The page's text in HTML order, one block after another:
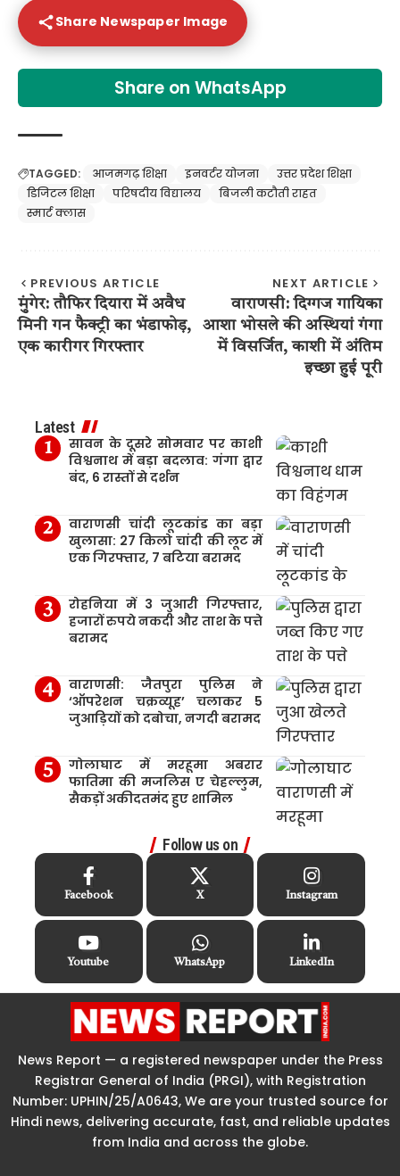
Share Newspaper Image
Share on WhatsApp
TAGGED: आजमगढ़ शिक्षा इनवर्टर योजना
उत्तर प्रदेश शिक्षा
डिजिटल शिक्षा
परिषदीय विद्यालय
बिजली कटौती राहत
स्मार्ट क्लास
PREVIOUS ARTICLE
मुंगेर: तौफिर दियारा में अवैध
मिनी गन फैक्ट्री का भंडाफोड़,
एक कारीगर गिरफ्तार
NEXT ARTICLE
वाराणसी: दिग्गज गायिका
आशा भोसले की अस्थियां गंगा
में विसर्जित, काशी में अंतिम
इच्छा हुई पूरी
Latest
सावन के दूसरे सोमवार पर काशी
विश्वनाथ में बड़ा बदलाव: गंगा द्वार
बंद, 6 रास्तों से दर्शन
वाराणसी चांदी लूटकांड का बड़ा
खुलासा: 27 किलो चांदी की लूट में
एक गिरफ्तार, 7 बटिया बरामद
रोहनिया में 3 जुआरी गिरफ्तार,
हजारों रुपये नकदी और ताश के पत्ते
बरामद
वाराणसी: जैतपुरा पुलिस ने
‘ऑपरेशन चक्रव्यूह’ चलाकर 5
जुआड़ियों को दबोचा, नगदी बरामद
गोलाघाट में मरहूमा अबरार
फातिमा की मजलिस ए चेहल्लुम,
सैकड़ों अकीदतमंद हुए शामिल
Follow us on
Facebook X Instagram
Youtube WhatsApp LinkedIn
News Report — a registered newspaper under the Press
Registrar General of India (PRGI), with Registration
Number: UPHIN/25/A0643, We are your trusted source for
Hindi news, delivering accurate, fast, and reliable updates
from India and across the globe.